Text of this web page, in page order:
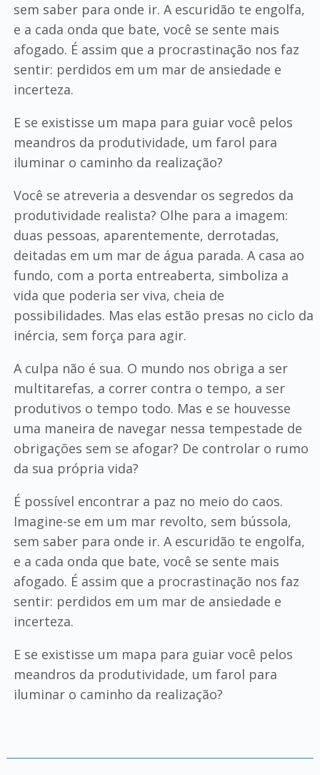
sem saber para onde ir. A escuridão te engolfa,
e a cada onda que bate, você se sente mais
afogado. É assim que a procrastinação nos faz
sentir: perdidos em um mar de ansiedade e
incerteza.
E se existisse um mapa para guiar você pelos
meandros da produtividade, um farol para
iluminar o caminho da realização?
Você se atreveria a desvendar os segredos da
produtividade realista? Olhe para a imagem:
duas pessoas, aparentemente, derrotadas,
deitadas em um mar de água parada. A casa ao
fundo, com a porta entreaberta, simboliza a
vida que poderia ser viva, cheia de
possibilidades. Mas elas estão presas no ciclo da
inércia, sem força para agir.
A culpa não é sua. O mundo nos obriga a ser
multitarefas, a correr contra o tempo, a ser
produtivos o tempo todo. Mas e se houvesse
uma maneira de navegar nessa tempestade de
obrigações sem se afogar? De controlar o rumo
da sua própria vida?
É possível encontrar a paz no meio do caos.
Imagine-se em um mar revolto, sem bússola,
sem saber para onde ir. A escuridão te engolfa,
e a cada onda que bate, você se sente mais
afogado. É assim que a procrastinação nos faz
sentir: perdidos em um mar de ansiedade e
incerteza.
E se existisse um mapa para guiar você pelos
meandros da produtividade, um farol para
iluminar o caminho da realização?